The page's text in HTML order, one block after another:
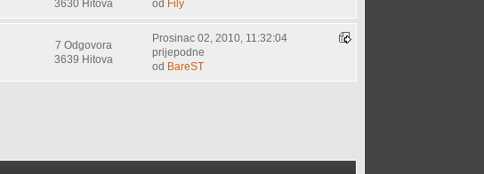
3630 Hitova
od Fily
7 Odgovora
3639 Hitova
Prosinac 02, 2010, 11:32:04
prijepodne
od BareST